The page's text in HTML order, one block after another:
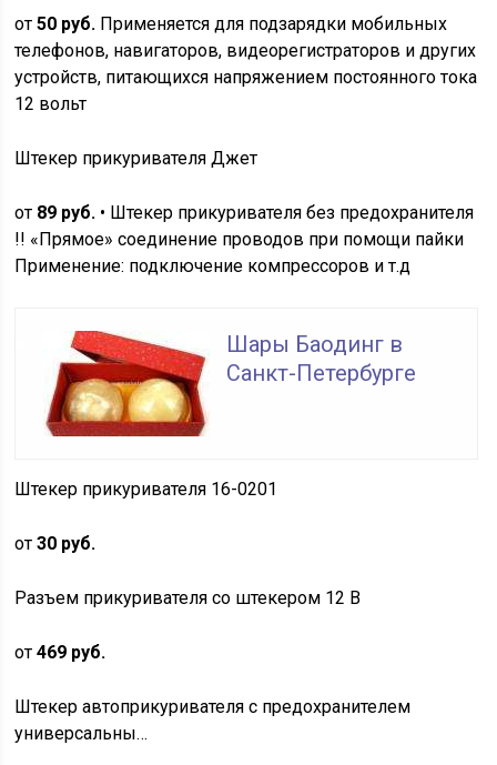
от50 руб. Применяется для подзарядки мобильных
телефонов, навигаторов, видеорегистраторов и других
устройств, питающихся напряжением постоянного тока
12 вольт
Штекер прикуривателя Джет
от 89 руб. • Штекер прикуривателя без предохранителя
!! «Прямое» соединение проводов при помощи пайки
Применение: подключение компрессоров и т.д
Шары Баодинг в
Санкт-Петербурге
Штекер прикуривателя 16-0201
от30 руб.
Разъем прикуривателя со штекером 12 В
от469 руб.
Штекер автоприкуривателя с предохранителем
универсальны…